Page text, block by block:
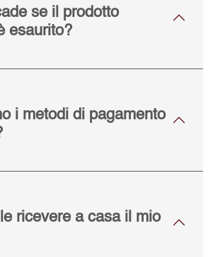
se il prodotto
esaurito?
i metodi di pagamento
ricevere a casa il mio